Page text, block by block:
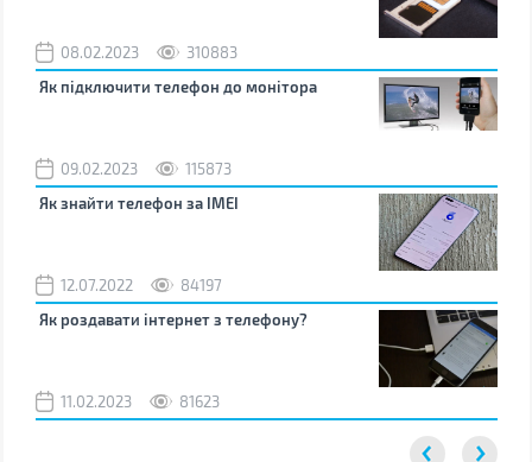
08.02.2023
310883
Як підключити телефон до монітора
09.02.2023
115873
Як знайти телефон за IMEI
12.07.2022
84197
Як роздавати інтернет з телефону?
11.02.2023 81623